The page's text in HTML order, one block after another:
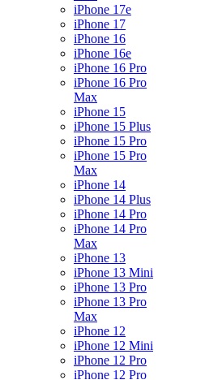
iPhone 17e
iPhone 17
iPhone 16
iPhone 16e
iPhone 16 Pro
iPhone 16 Pro
Max
iPhone 15
iPhone 15 Plus
iPhone 15 Pro
iPhone 15 Pro
Max
iPhone 14
iPhone 14 Plus
iPhone 14 Pro
iPhone 14 Pro
Max
iPhone 13
iPhone 13 Mini
iPhone 13 Pro
iPhone 13 Pro
Max
iPhone 12
iPhone 12 Mini
iPhone 12 Pro
iPhone 12 Pro